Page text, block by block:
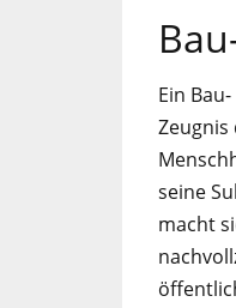
Ein
seine
macht